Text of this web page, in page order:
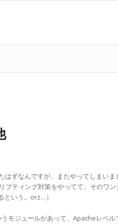
はずなんですが、またやってしまい
プティング対策をやってて、そのワン
という。orz…）
モジュールがあって、Apacheレベ